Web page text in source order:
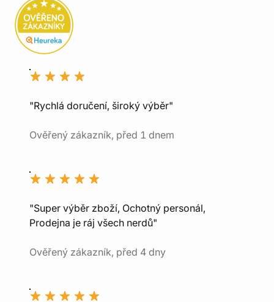
"Rychlá doručení, široký výběr"
Ověřený zákazník, před 1 dnem
"Super výběr zboží, Ochotný personál,
Prodejna je ráj všech nerdů"
Ověřený zákazník, před 4 dny